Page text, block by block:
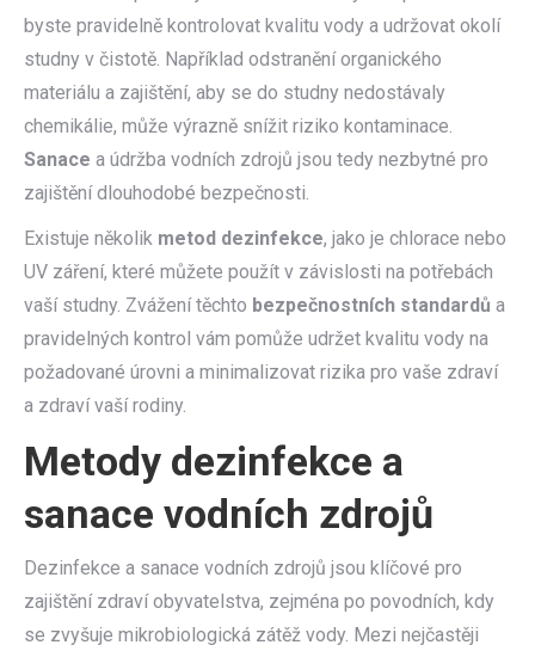
byste pravidelně kontrolovat kvalitu vody a udržovat okolí
studny v čistotě. Například odstranění organického
materiálu a zajištění, aby se do studny nedostávaly
chemikálie, může výrazně snížit riziko kontaminace.
Sanace a údržba vodních zdrojů jsou tedy nezbytné pro
zajištění dlouhodobé bezpečnosti.
Existuje několik metod dezinfekce, jako je chlorace nebo
UV záření, které můžete použít v závislosti na potřebách
vaší studny. Zvážení těchto bezpečnostních standardů a
pravidelných kontrol vám pomůže udržet kvalitu vody na
požadované úrovni a minimalizovat rizika pro vaše zdraví
a zdraví vaší rodiny.
Metody dezinfekce a
sanace vodních zdrojů
Dezinfekce a sanace vodních zdrojů jsou klíčové pro
zajištění zdraví obyvatelstva, zejména po povodních, kdy
se zvyšuje mikrobiologická zátěž vody. Mezi nejčastěji